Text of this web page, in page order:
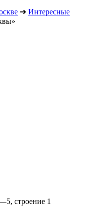
➔ Интересные
строение 1